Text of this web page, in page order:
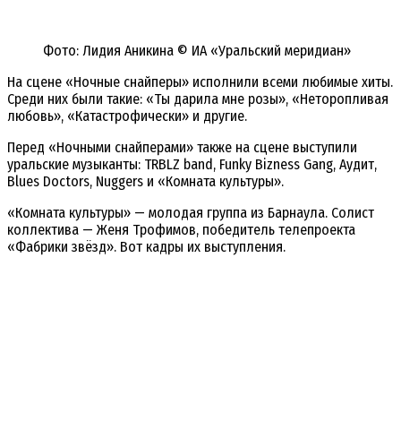
Фото: Лидия Аникина © ИА «Уральский меридиан»
На сцене «Ночные снайперы» исполнили всеми любимые хиты.
Среди них были такие: «Ты дарила мне розы», «Неторопливая
любовь», «Катастрофически» и другие.
Перед «Ночными снайперами» также на сцене выступили
уральские музыканты: TRBLZ band, Funky Bizness Gang, Аудит,
Blues Doctors, Nuggers и «Комната культуры».
«Комната культуры» — молодая группа из Барнаула. Солист
коллектива — Женя Трофимов, победитель телепроекта
«Фабрики звёзд». Вот кадры их выступления.